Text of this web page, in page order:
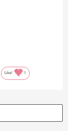
Like! 0